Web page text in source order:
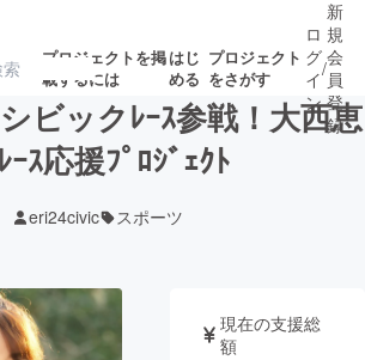
プロジェクトを掲
載するには
はじ
める
プロジェクト
をさがす
ジェクト
ロジェクト
写真 音楽
ロ
グ
イ
ン
/
新
規
会
員
登
録
ビックﾚｰｽ参戦！大西恵
ｰｽ応援ﾌﾟﾛｼﾞｪｸﾄ
eri24civic スポーツ
現在の支援総
額